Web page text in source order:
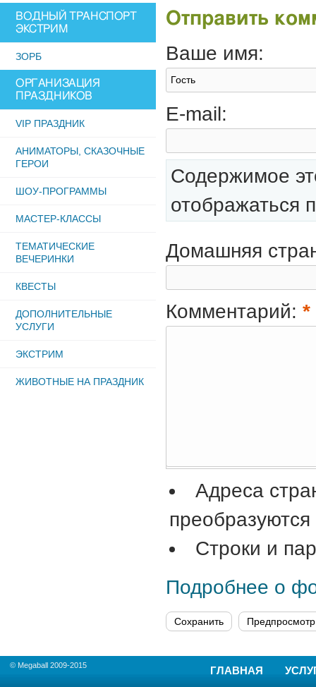
ВОДНЫЙ ТРАНСПОРТ
ЭКСТРИМ
ЗОРБ
ОРГАНИЗАЦИЯ
ПРАЗДНИКОВ
VIP ПРАЗДНИК
АНИМАТОРЫ, СКАЗОЧНЫЕ
ГЕРОИ
ШОУ-ПРОГРАММЫ
МАСТЕР-КЛАССЫ
ТЕМАТИЧЕСКИЕ
ВЕЧЕРИНКИ
КВЕСТЫ
ДОПОЛНИТЕЛЬНЫЕ
УСЛУГИ
ЭКСТРИМ
ЖИВОТНЫЕ НА ПРАЗДНИК
Отправить
Ваше имя:
E-mail:
Содержимое
отображаться
Домашняя
Комментарий: *
Адреса
Строки и
Подробнее о
© Megaball 2009-2015 ГЛАВНАЯ